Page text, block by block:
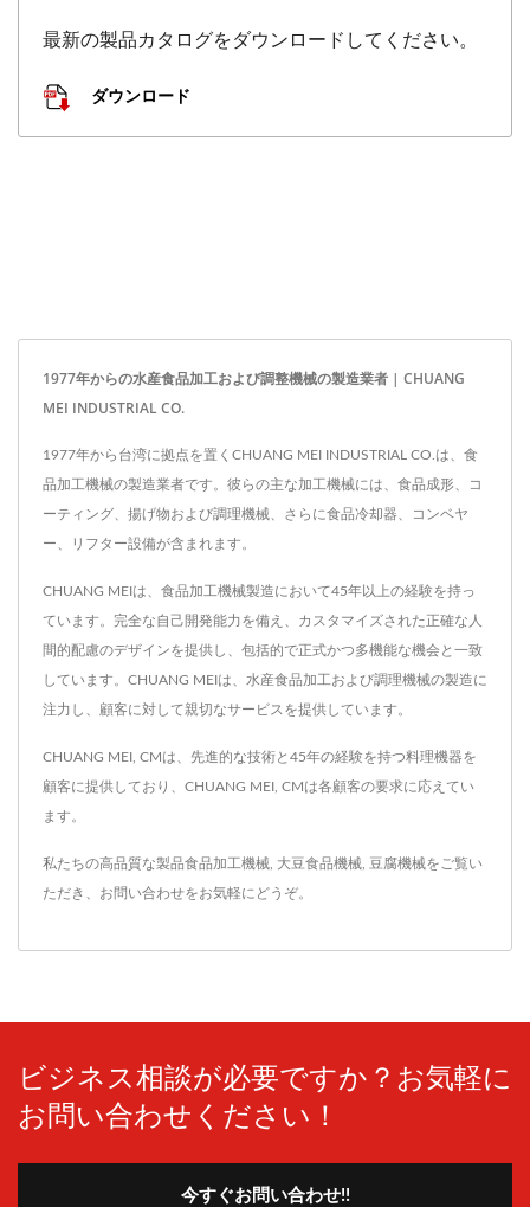
最新の製品カタログをダウンロードしてください。
ダウンロード
1977年からの水産食品加工および調整機械の製造業者 | CHUANG
MEI INDUSTRIAL CO.
1977年から台湾に拠点を置くCHUANG MEI INDUSTRIAL CO.は、食
品加工機械の製造業者です。彼らの主な加工機械には、食品成形、コ
ーティング、揚げ物および調理機械、さらに食品冷却器、コンベヤ
ー、リフター設備が含まれます。
CHUANG MEIは、食品加工機械製造において45年以上の経験を持っ
ています。完全な自己開発能力を備え、カスタマイズされた正確な人
間的配慮のデザインを提供し、包括的で正式かつ多機能な機会と一致
しています。CHUANG MEIは、水産食品加工および調理機械の製造に
注力し、顧客に対して親切なサービスを提供しています。
CHUANG MEI, CMは、先進的な技術と45年の経験を持つ料理機器を
顧客に提供しており、CHUANG MEI, CMは各顧客の要求に応えてい
ます。
私たちの高品質な製品食品加工機械 大豆食品機械 豆腐機械をご覧い
ただき、 お問い合わせをお気軽にどうぞ。
ビジネス相談が必要ですか？お気軽に
お問い合わせください！
今すぐお問い合わせ!!